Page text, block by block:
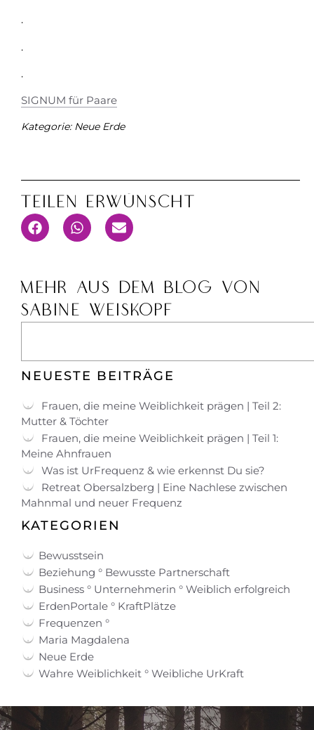
.
.
.
SIGNUM für Paare
Kategorie: Neue Erde
Teilen Erwünscht
MEHR AUS DEM BLOG VON
SABINE WEISKOPF
NEUESTE BEITRÄGE
Frauen, die meine Weiblichkeit prägen | Teil 2:
Mutter & Töchter
Frauen, die meine Weiblichkeit prägen | Teil 1:
Meine Ahnfrauen
Was ist UrFrequenz & wie erkennst Du sie?
Retreat Obersalzberg | Eine Nachlese zwischen
Mahnmal und neuer Frequenz
KATEGORIEN
Bewusstsein
Beziehung ° Bewusste Partnerschaft
Business ° Unternehmerin ° Weiblich erfolgreich
ErdenPortale ° KraftPlätze
Frequenzen °
Maria Magdalena
Neue Erde
Wahre Weiblichkeit ° Weibliche UrKraft